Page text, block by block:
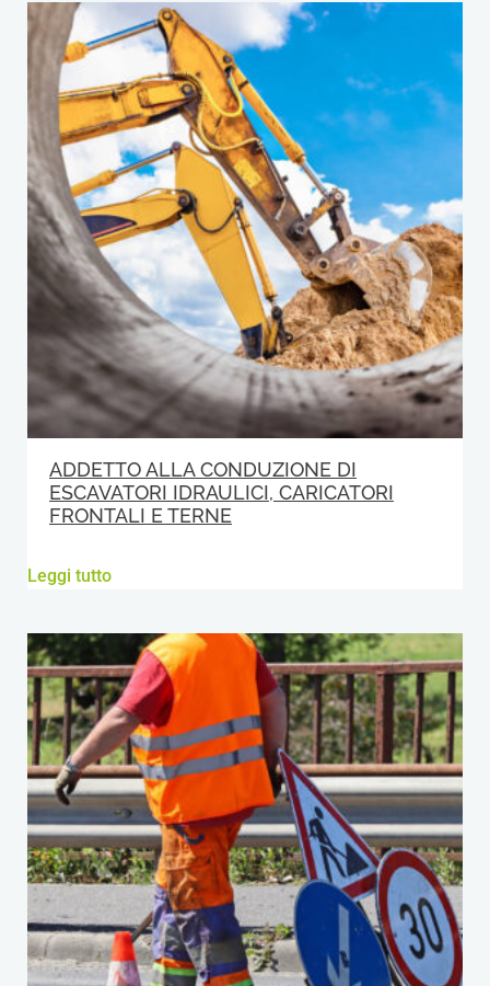
ADDETTO ALLA CONDUZIONE DI
ESCAVATORI IDRAULICI, CARICATORI
FRONTALI E TERNE
Leggi tutto